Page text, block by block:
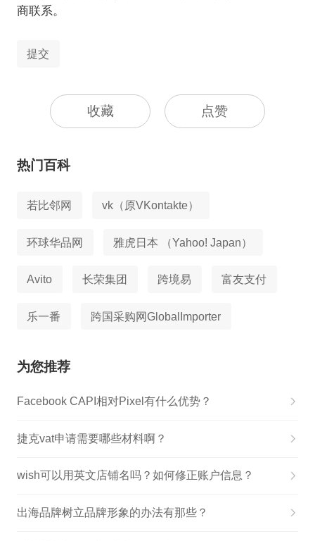
商联系。
提交
收藏 点赞
热门百科
若比邻网 vk（原VKontakte）
环球华品网 雅虎日本 （Yahoo! Japan）
Avito 长荣集团 跨境易 富友支付
乐一番 跨国采购网GlobalImporter
为您推荐
Facebook CAPI相对Pixel有什么优势？
捷克vat申请需要哪些材料啊？
wish可以用英文店铺名吗？如何修正账户信息？
出海品牌树立品牌形象的办法有那些？